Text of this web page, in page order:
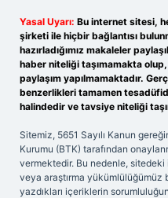
Yasal Uyarı: Bu internet sitesi,
şirketi ile hiçbir bağlantısı
hazırladığımız makaleler
haber niteliği taşımamakta
paylaşım yapılmamaktadır.
benzerlikleri tamamen
halindedir ve tavsiye niteliği
Sitemiz, 5651 Sayılı Kanun
Kurumu (BTK) tarafından
vermektedir. Bu nedenle,
veya araştırma yükümlülüğümüz
yazdıkları içeriklerin